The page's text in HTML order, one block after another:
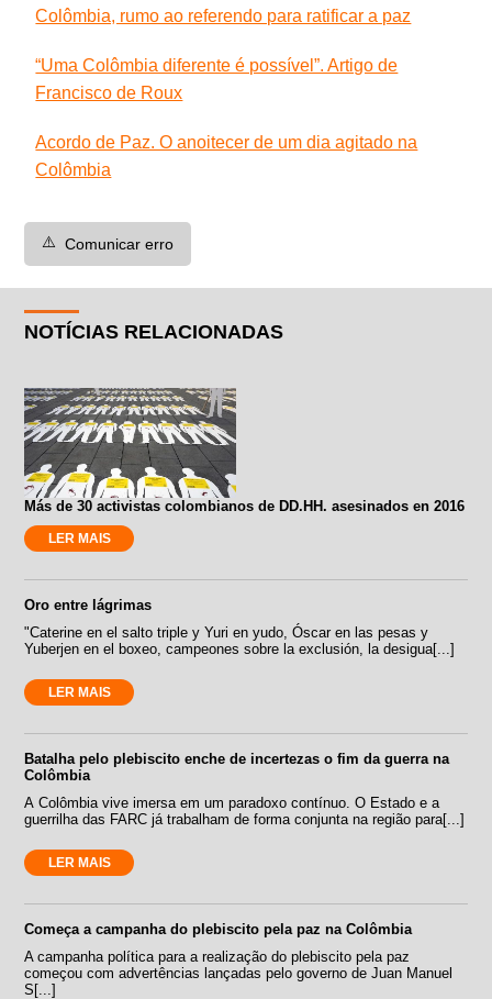
Colômbia, rumo ao referendo para ratificar a paz
“Uma Colômbia diferente é possível”. Artigo de
Francisco de Roux
Acordo de Paz. O anoitecer de um dia agitado na
Colômbia
⚠️ Comunicar erro
NOTÍCIAS RELACIONADAS
Más de 30 activistas colombianos de DD.HH. asesinados en 2016
LER MAIS
Oro entre lágrimas
"Caterine en el salto triple y Yuri en yudo, Óscar en las pesas y
Yuberjen en el boxeo, campeones sobre la exclusión, la desigua[...]
LER MAIS
Batalha pelo plebiscito enche de incertezas o fim da guerra na
Colômbia
A Colômbia vive imersa em um paradoxo contínuo. O Estado e a
guerrilha das FARC já trabalham de forma conjunta na região para[...]
LER MAIS
Começa a campanha do plebiscito pela paz na Colômbia
A campanha política para a realização do plebiscito pela paz
começou com advertências lançadas pelo governo de Juan Manuel
S[...]